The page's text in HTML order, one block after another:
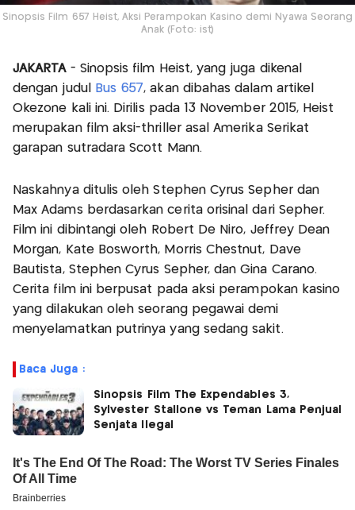
Sinopsis Film 657 Heist, Aksi Perampokan Kasino demi Nyawa Seorang
Anak (Foto: ist)
JAKARTA - Sinopsis film Heist, yang juga dikenal
dengan judul
Bus 657, akan dibahas dalam artikel
Okezone kali ini. Dirilis pada 13 November 2015, Heist
merupakan film aksi-thriller asal Amerika Serikat
garapan sutradara Scott Mann.
Naskahnya ditulis oleh Stephen Cyrus Sepher dan
Max Adams berdasarkan cerita orisinal dari Sepher.
Film ini dibintangi oleh Robert De Niro, Jeffrey Dean
Morgan, Kate Bosworth, Morris Chestnut, Dave
Bautista, Stephen Cyrus Sepher, dan Gina Carano.
Cerita film ini berpusat pada aksi perampokan kasino
yang dilakukan oleh seorang pegawai demi
menyelamatkan putrinya yang sedang sakit.
Baca Juga :
Sinopsis Film The Expendables 3,
Sylvester Stallone vs Teman Lama Penjual
Senjata Ilegal